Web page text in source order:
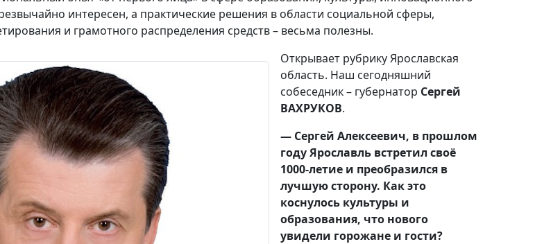
интересен, а практические решения в области социальной сферы,
и грамотного распределения средств – весьма полезны.
Открывает рубрику Ярославская
область. Наш сегодняшний
собеседник – губернатор Сергей
ВАХРУКОВ.
— Сергей Алексеевич, в прошлом
году Ярославль встретил своё
1000-летие и преобразился в
лучшую сторону. Как это
коснулось культуры и
образования, что нового
увидели горожане и гости?